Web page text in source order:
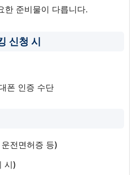
한 준비물이 다릅니다.
신청 시
폰 인증 수단
전면허증 등)
시)